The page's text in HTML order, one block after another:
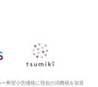
希望小売価格に現在の消費税を加算